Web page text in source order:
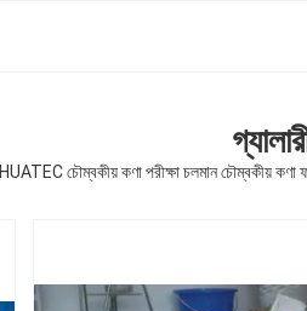
HUATEC চৌম্বকীয় কণা পরীক্ষা চলমান চৌম্বকীয়